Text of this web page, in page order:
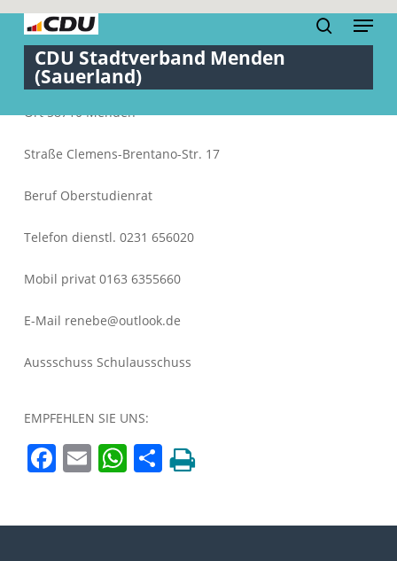
Skip
content
search
Menu
Ort 58710 Menden
Straße Clemens-Brentano-Str. 17
Beruf Oberstudienrat
Telefon dienstl. 0231 656020
Mobil privat 0163 6355660
E-Mail renebe@outlook.de
Aussschuss Schulausschuss
EMPFEHLEN SIE UNS:
Facebook
EmailWhatsApp
Teilen